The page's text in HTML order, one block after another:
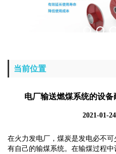
当前位置
电厂输送燃煤系统的设
2021-01-
在火力发电厂，煤炭是发电必不
有自己的输煤系统。在输煤过程